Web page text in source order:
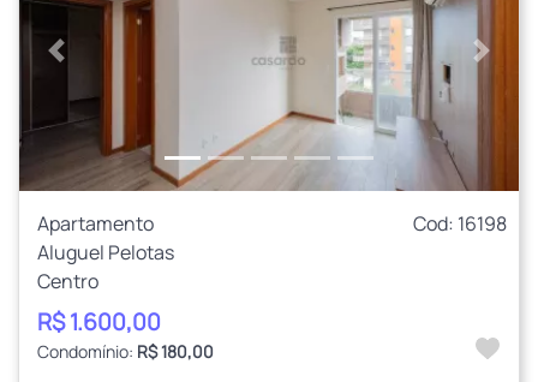
Anterior
Apartamento
Cod: 16198
Aluguel Pelotas
Centro
R$ 1.600,00
Condomínio: R$ 180,00